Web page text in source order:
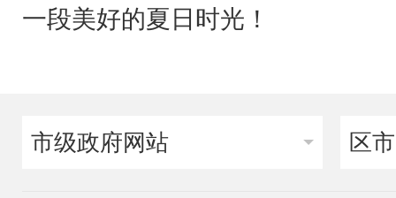
一段美好的夏日时光！
市级政府网站 区